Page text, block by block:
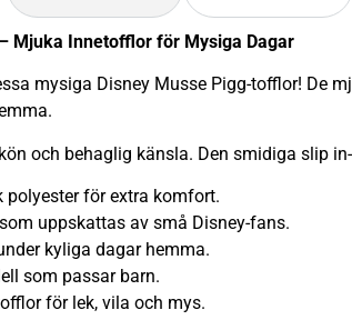
Mjuka Innetofflor för Mysiga Dagar
mysiga Disney Musse Pigg-tofflor! De
och behaglig känsla. Den smidiga slip
polyester för extra komfort.
uppskattas av små Disney-fans.
kyliga dagar hemma.
som passar barn.
för lek, vila och mys.